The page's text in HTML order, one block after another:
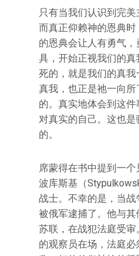
只有当我们认识到完
而真正仰赖神的恩典
的恩典会让人有勇气
具，开始正视我们的
死的，就是我们的真
真我，也正是祂一向
的。真实地体会到这
对真实的自己。这也
的。
席蒙得在书中提到一
波库斯基（
战士。不幸的是，当
被俄军逮捕了。他与
苏联，在战犯法庭受
的观察员在场，法庭